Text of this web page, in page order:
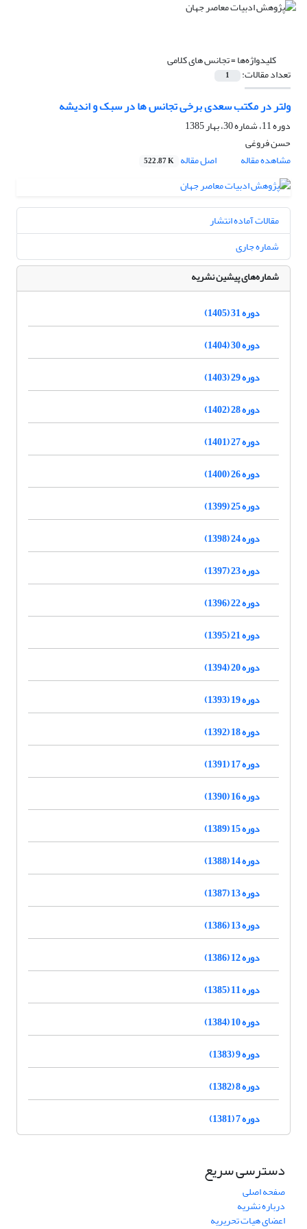
کلیدواژه‌ها =تجانس های کلامی
تعداد مقالات: 1
ولتر در مکتب سعدی برخی تجانس ها در سبک و اندیشه
دوره 11، شماره 30، بهار 1385
حسن فروغی
مشاهده مقاله
اصل مقاله 522.87 K
مقالات آماده انتشار
شماره جاری
شماره‌های پیشین نشریه
دوره 31 (1405)
دوره 30 (1404)
دوره 29 (1403)
دوره 28 (1402)
دوره 27 (1401)
دوره 26 (1400)
دوره 25 (1399)
دوره 24 (1398)
دوره 23 (1397)
دوره 22 (1396)
دوره 21 (1395)
دوره 20 (1394)
دوره 19 (1393)
دوره 18 (1392)
دوره 17 (1391)
دوره 16 (1390)
دوره 15 (1389)
دوره 14 (1388)
دوره 13 (1387)
دوره 13 (1386)
دوره 12 (1386)
دوره 11 (1385)
دوره 10 (1384)
دوره 9 (1383)
دوره 8 (1382)
دوره 7 (1381)
دسترسی سریع
صفحه اصلی
درباره نشریه
اعضای هیات تحریریه